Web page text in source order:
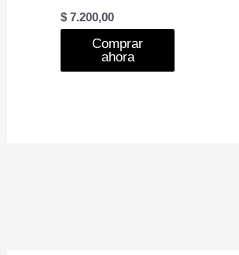
$ 7.200,00
Comprar
ahora